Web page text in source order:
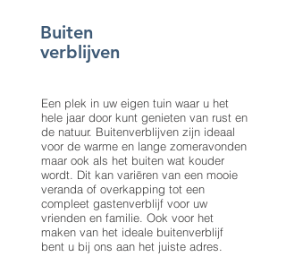
Buiten
verblijven
Een plek in uw eigen tuin waar u het
hele jaar door kunt genieten van rust en
de natuur. Buitenverblijven zijn ideaal
voor de warme en lange zomeravonden
maar ook als het buiten wat kouder
wordt. Dit kan variëren van een mooie
veranda of overkapping tot een
compleet gastenverblijf voor uw
vrienden en familie. Ook voor het
maken van het ideale buitenverblijf
bent u bij ons aan het juiste adres.